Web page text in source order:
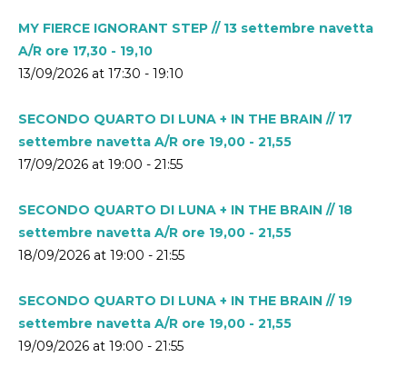
MY FIERCE IGNORANT STEP // 13 settembre navetta
A/R ore 17,30 - 19,10
13/09/2026 at 17:30 - 19:10
SECONDO QUARTO DI LUNA + IN THE BRAIN // 17
settembre navetta A/R ore 19,00 - 21,55
17/09/2026 at 19:00 - 21:55
SECONDO QUARTO DI LUNA + IN THE BRAIN // 18
settembre navetta A/R ore 19,00 - 21,55
18/09/2026 at 19:00 - 21:55
SECONDO QUARTO DI LUNA + IN THE BRAIN // 19
settembre navetta A/R ore 19,00 - 21,55
19/09/2026 at 19:00 - 21:55